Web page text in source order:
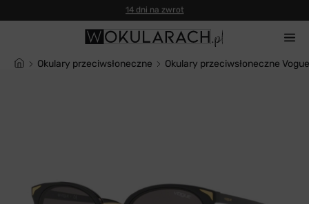
14 dni na zwrot
Okulary przeciwsłoneczne Okulary przeciwsłoneczne